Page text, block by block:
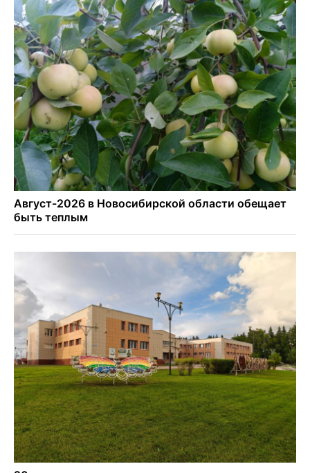
В Новосибирске курьер на велосипеде сломал ребенку
ключицу
Условный срок получил бердский подросток за
мошенничество на 3,5 миллиона